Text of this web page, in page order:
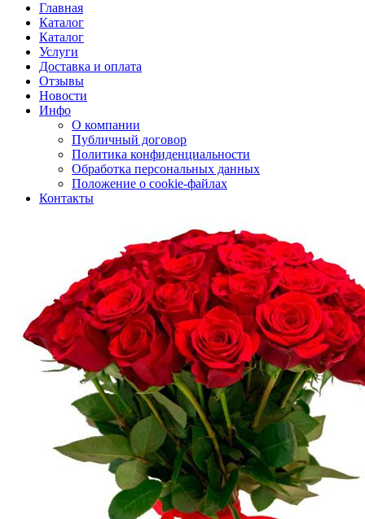
Главная
Каталог
Каталог
Услуги
Доставка и оплата
Отзывы
Новости
Инфо
О компании
Публичный договор
Политика конфиденциальности
Обработка персональных данных
Положение о cookie-файлах
Контакты